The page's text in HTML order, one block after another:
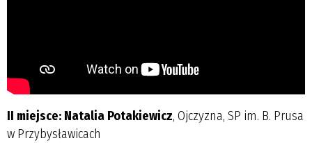
II miejsce: Natalia Potakiewicz, Ojczyzna, SP im. B. Prusa
w Przybysławicach